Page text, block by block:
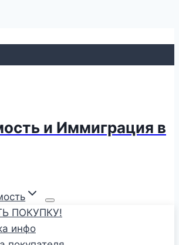
и Иммиграция в
ПОКУПКУ!
инфо